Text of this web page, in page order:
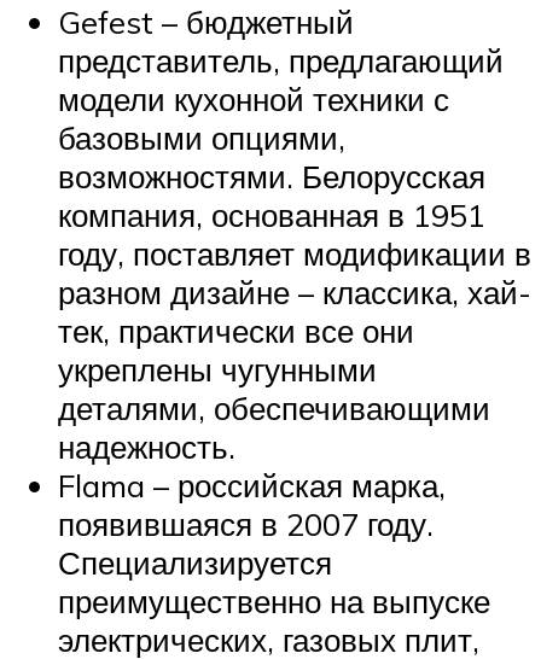
Gefest – бюджетный
представитель, предлагающий
модели кухонной техники с
базовыми опциями,
возможностями. Белорусская
компания, основанная в 1951
году, поставляет модификации в
разном дизайне – классика, хай-
тек, практически все они
укреплены чугунными
деталями, обеспечивающими
надежность.
Flama – российская марка,
появившаяся в 2007 году.
Специализируется
преимущественно на выпуске
электрических, газовых плит,